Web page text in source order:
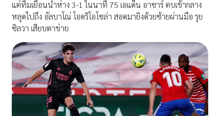
แต่ทีมเยือนนำห่าง 3-1 ในนาที 75 เอแด็น อาซาร์ ตบเข้ากลาง
หลุดไปถึง อัลบาโณ่ โอดริโอโซล่า สอดมายิงด้วยซ้ายผ่านมือ รุย
ซิลวา เสียบตาข่าย